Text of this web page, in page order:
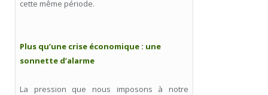
cette même période.
Plus qu’une crise économique : une
sonnette d’alarme
La pression que nous imposons à notre